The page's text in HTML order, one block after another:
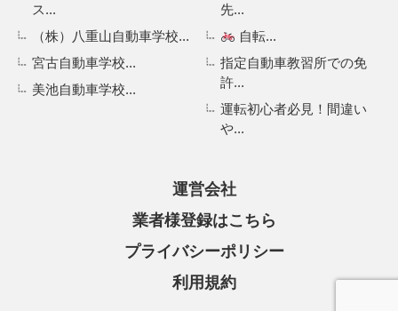
ス...
（株）八重山自動車学校...
宮古自動車学校...
美池自動車学校...
先...
自転...
指定自動車教習所での免
許...
運転初心者必見！間違い
や...
運営会社
業者様登録はこちら
プライバシーポリシー
利用規約